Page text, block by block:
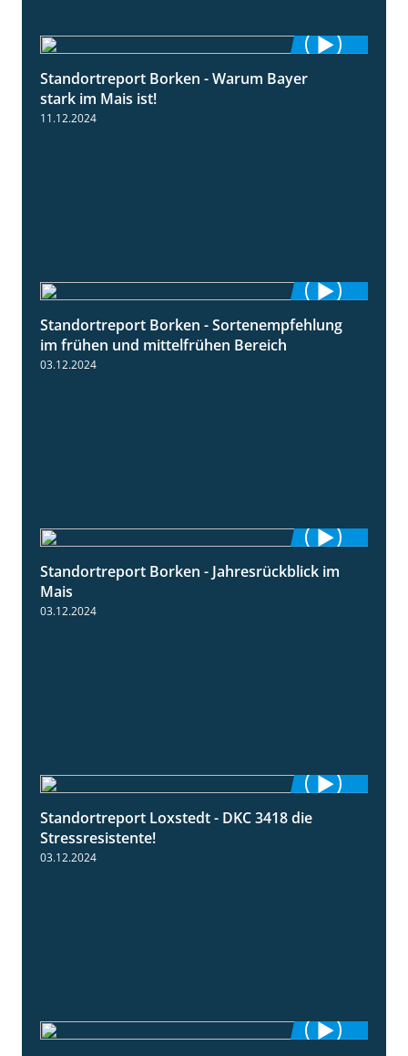
Standortreport Borken - Warum Bayer
stark im Mais ist!
11.12.2024
7:53
Standortreport Borken - Sortenempfehlung
im frühen und mittelfrühen Bereich
03.12.2024
4:26
Standortreport Borken - Jahresrückblick im
Mais
03.12.2024
1:04
Standortreport Loxstedt - DKC 3418 die
Stressresistente!
03.12.2024